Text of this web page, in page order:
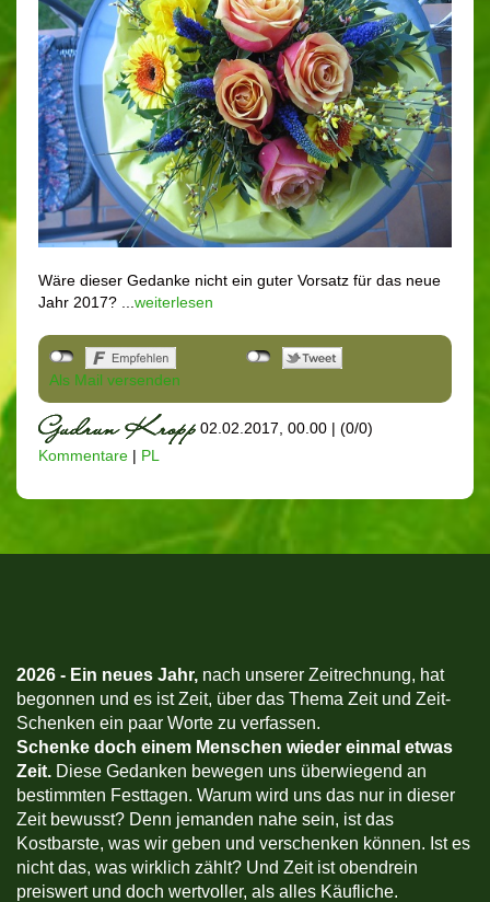
Wäre dieser Gedanke nicht ein guter Vorsatz für das neue
Jahr 2017? ... weiterlesen
Als Mail versenden
02.02.2017, 00.00 | (0/0)
Kommentare | PL
2026 - Ein neues Jahr, nach unserer Zeitrechnung, hat
begonnen und es ist Zeit, über das Thema Zeit und Zeit-
Schenken ein paar Worte zu verfassen.
Schenke doch einem Menschen wieder einmal etwas
Zeit. Diese Gedanken bewegen uns überwiegend an
bestimmten Festtagen. Warum wird uns das nur in dieser
Zeit bewusst? Denn jemanden nahe sein, ist das
Kostbarste, was wir geben und verschenken können. Ist es
nicht das, was wirklich zählt? Und Zeit ist obendrein
preiswert und doch wertvoller, als alles Käufliche.